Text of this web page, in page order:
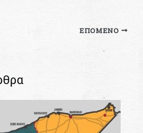
ΕΠΌΜΕΝΟ